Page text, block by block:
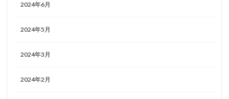
2024年6月
2024年5月
2024年3月
2024年2月